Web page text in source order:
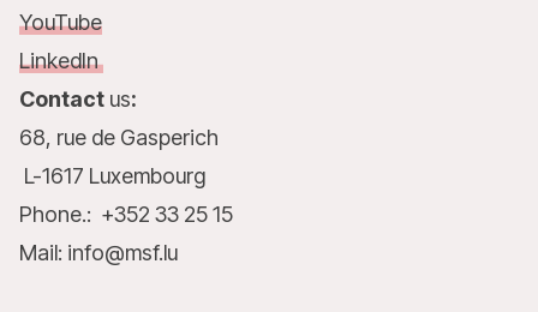
YouTube
LinkedIn
Contact us:
68, rue de Gasperich
L-1617 Luxembourg
Phone.: +352 33 25 15
Mail: info@msf.lu